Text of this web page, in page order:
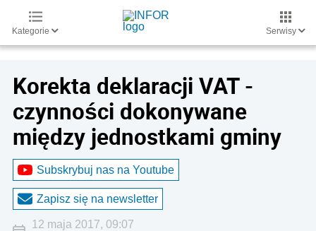
Kategorie Serwisy
Korekta deklaracji VAT -
czynności dokonywane
między jednostkami gminy
Subskrybuj nas na Youtube
Zapisz się na newsletter
12 maja 2017, 09:07